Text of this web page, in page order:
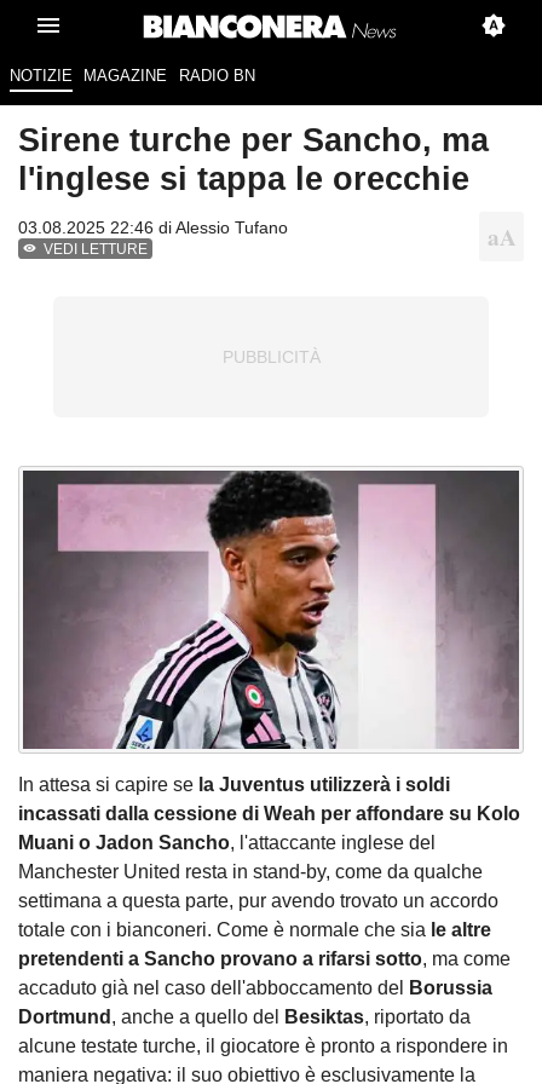
NOTIZIE MAGAZINE RADIO BN
Sirene turche per Sancho, ma
l'inglese si tappa le orecchie
03.08.2025 22:46 diAlessio Tufano
VEDI LETTURE
In attesa si capire se la Juventus utilizzerà i soldi
incassati dalla cessione di Weah per affondare su Kolo
Muani o Jadon Sancho, l'attaccante inglese del
Manchester United resta in stand-by, come da qualche
settimana a questa parte, pur avendo trovato un accordo
totale con i bianconeri. Come è normale che sia le altre
pretendenti a Sancho provano a rifarsi sotto, ma come
accaduto già nel caso dell'abboccamento del
Borussia
Dortmund , anche a quello del Besiktas, riportato da
alcune testate turche, il giocatore è pronto a rispondere in
maniera negativa: il suo obiettivo è esclusivamente la